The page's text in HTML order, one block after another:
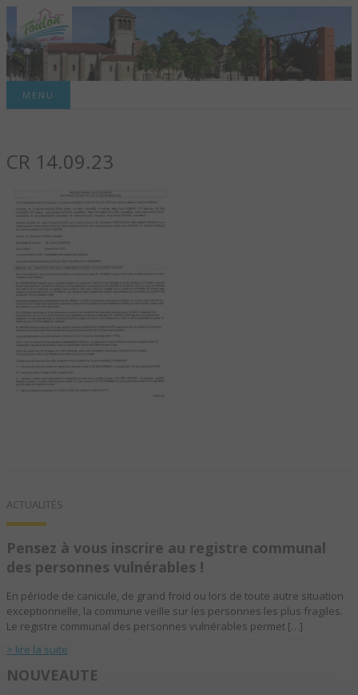
TOULON-SUR-
ALLIER – SITE
OFFICIEL DE LA
COMMUNE
MENU
CR 14.09.23
ACTUALITÉS
Pensez à vous inscrire au registre communal
des personnes vulnérables !
En période de canicule, de grand froid ou lors de toute autre situation
exceptionnelle, la commune veille sur les personnes les plus fragiles.
Le registre communal des personnes vulnérables permet […]
> lire la suite
NOUVEAUTE